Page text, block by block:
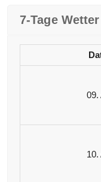
7-Tage Wetter
09.
10.